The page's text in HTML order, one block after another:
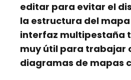
editar para evitar el
la estructura del
interfaz multipestaña
muy útil para trabajar
diagramas de mapas